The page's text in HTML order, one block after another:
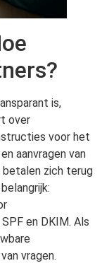
is,
over
voor het
aanvragen van
zich terug
en DKIM. Als
vragen.